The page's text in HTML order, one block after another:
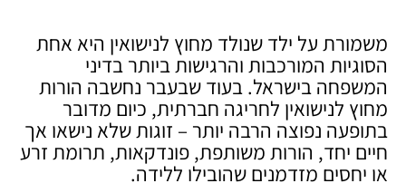
משמורת על ילד שנולד מחוץ לנישואין היא אחת
הסוגיות המורכבות והרגישות ביותר בדיני
המשפחה בישראל. בעוד שבעבר נחשבה הורות
מחוץ לנישואין לחריגה חברתית, כיום מדובר
בתופעה נפוצה הרבה יותר – זוגות שלא נישאו אך
חיים יחד, הורות משותפת, פונדקאות, תרומת זרע
או יחסים מזדמנים שהובילו ללידה.